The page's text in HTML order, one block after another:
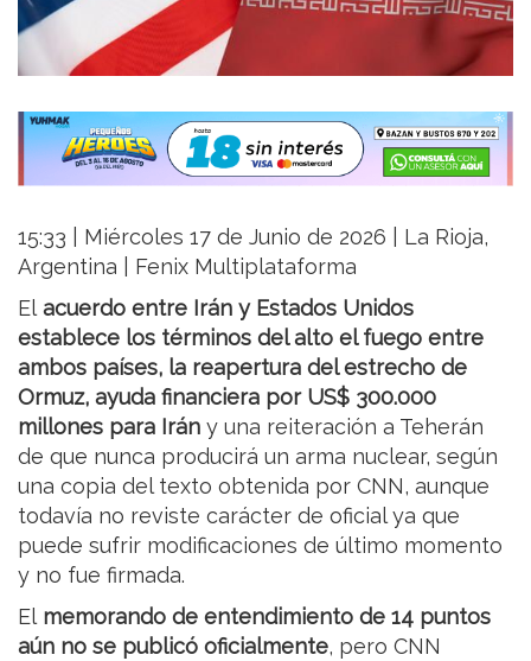
15:33 | Miércoles 17 de Junio de 2026 | La Rioja,
Argentina | Fenix Multiplataforma
El acuerdo entre Irán y Estados Unidos
establece los términos del alto el fuego entre
ambos países, la reapertura del estrecho de
Ormuz, ayuda financiera por US$ 300.000
millones para Irán y una reiteración a Teherán
de que nunca producirá un arma nuclear, según
una copia del texto obtenida por CNN, aunque
todavía no reviste carácter de oficial ya que
puede sufrir modificaciones de último momento
y no fue firmada.
El memorando de entendimiento de 14 puntos
aún no se publicó oficialmente, pero CNN